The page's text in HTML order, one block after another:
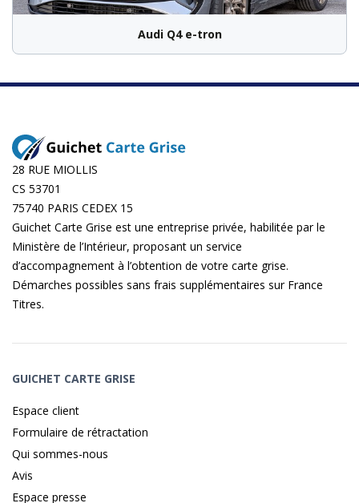
Audi Q4 e-tron
28 RUE MIOLLIS
CS 53701
75740 PARIS CEDEX 15
Guichet Carte Grise est une entreprise privée, habilitée par le
Ministère de l’Intérieur, proposant un service
d’accompagnement à l’obtention de votre carte grise.
Démarches possibles sans frais supplémentaires sur France
Titres.
GUICHET CARTE GRISE
Espace client
Formulaire de rétractation
Qui sommes-nous
Avis
Espace presse